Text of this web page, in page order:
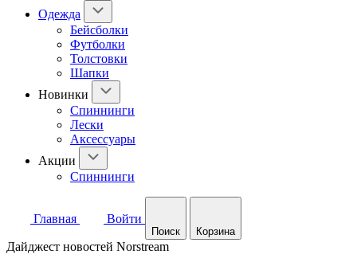
Одежда
Бейсболки
Футболки
Толстовки
Шапки
Новинки
Спиннинги
Лески
Аксессуары
Акции
Спиннинги
Главная Войти
Поиск Корзина
Дайджест новостей Norstream